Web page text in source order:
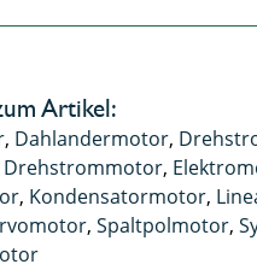
Artikel:
, Dahlandermotor,
Drehstrommotor,
, Kondensatormotor,
,Spaltpolmotor,